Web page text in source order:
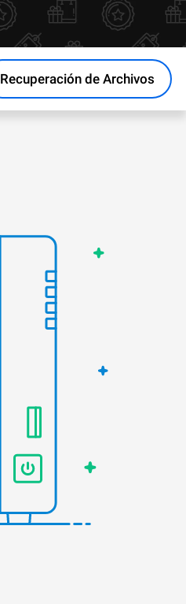
Recuperación de Archivos